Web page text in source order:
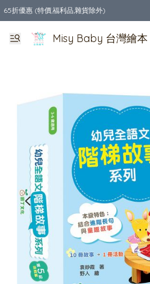
65折優惠 (特價,福利品,雜貨除外)
全店購物滿$550，免運費
Misy Baby 台灣繪本